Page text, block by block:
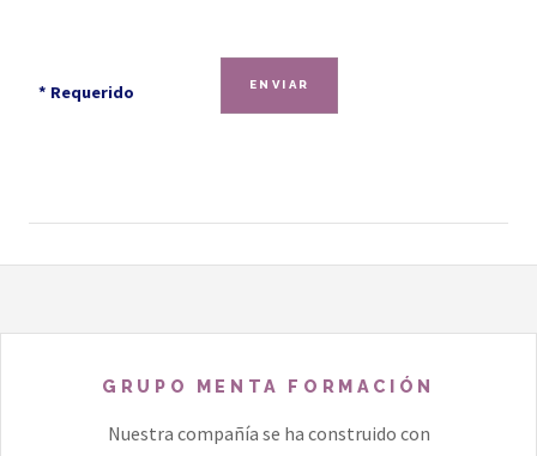
* Requerido
GRUPO MENTA FORMACIÓN
Nuestra compañía se ha construido con